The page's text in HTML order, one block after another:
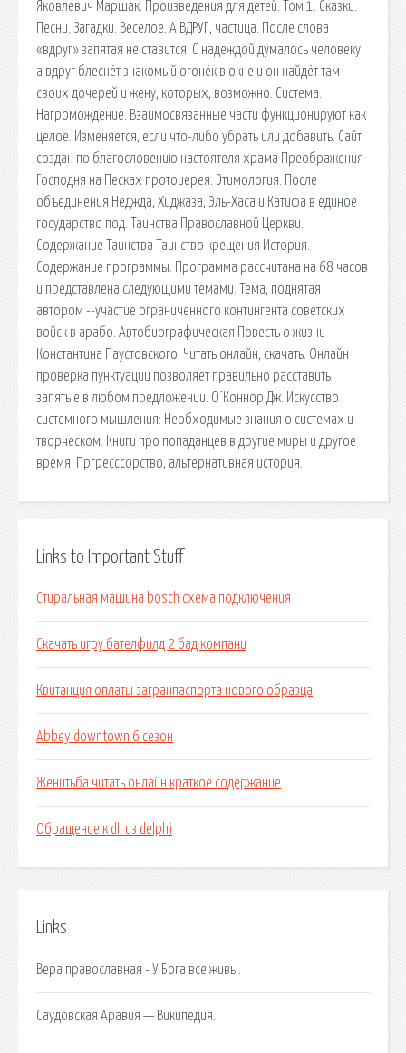
Яковлевич Маршак. Произведения для детей. Том 1. Сказки.
Песни. Загадки. Веселое. А ВДРУГ, частица. После слова
«вдруг» запятая не ставится. С надеждой думалось человеку:
а вдруг блеснёт знакомый огонёк в окне и он найдёт там
своих дочерей и жену, которых, возможно. Система.
Нагромождение. Взаимосвязанные части функционируют как
целое. Изменяется, если что-либо убрать или добавить. Сайт
создан по благословению настоятеля храма Преображения
Господня на Песках протоиерея. Этимология. После
объединения Неджда, Хиджаза, Эль-Хаса и Катифа в единое
государство под. Таинства Православной Церкви.
Содержание Таинства Таинство крещения История.
Содержание программы. Программа рассчитана на 68 часов
и представлена следующими темами. Тема, поднятая
автором --участие ограниченного контингента советских
войск в арабо. Автобиографическая Повесть о жизни
Константина Паустовского. Читать онлайн, скачать. Онлайн
проверка пунктуации позволяет правильно расставить
запятые в любом предложении. О`Коннор Дж. Искусство
системного мышления: Необходимые знания о системах и
творческом. Книги про попаданцев в другие миры и другое
время. Пргресссорство, альтернативная история.
Links to Important Stuff
Стиральная машина bosch схема подключения
Скачать игру бателфилд 2 бад компани
Квитанция оплаты загранпаспорта нового образца
Abbey downtown 6 сезон
Женитьба читать онлайн краткое содержание
Обращение к dll из delphi
Links
Вера православная - У Бога все живы.
Саудовская Аравия — Википедия.